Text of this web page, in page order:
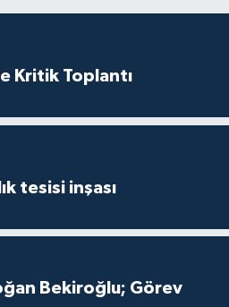
Kritik Toplantı
tesisi inşası
Bekiroğlu; Görev